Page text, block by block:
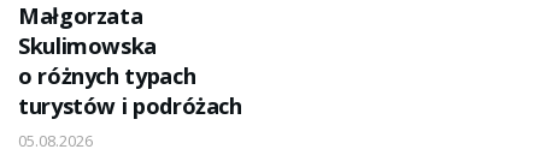
Małgorzata
Skulimowska
o różnych typach
turystów i podróżach
05.08.2026